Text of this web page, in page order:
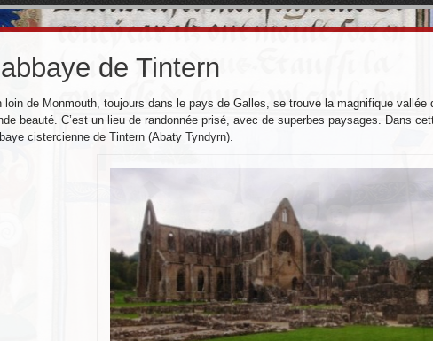
de Tintern
loin de Monmouth, toujours dans le pays de Galles, se trouve la magnifique vallée
beauté. C’est un lieu de randonnée prisé, avec de superbes paysages. Dans
cistercienne de Tintern (Abaty Tyndyrn).